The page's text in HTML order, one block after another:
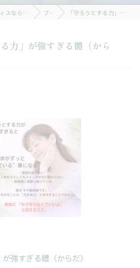
オンラインのピラティスならAWARENESS STUDIO Allongé ブログ 「守ろうとする力」が強すぎる體（からだ）
力」が強すぎる體（から
強すぎる體（からだ）